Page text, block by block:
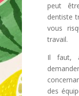
peut
dentiste
vous
travail.
Il faut,
des